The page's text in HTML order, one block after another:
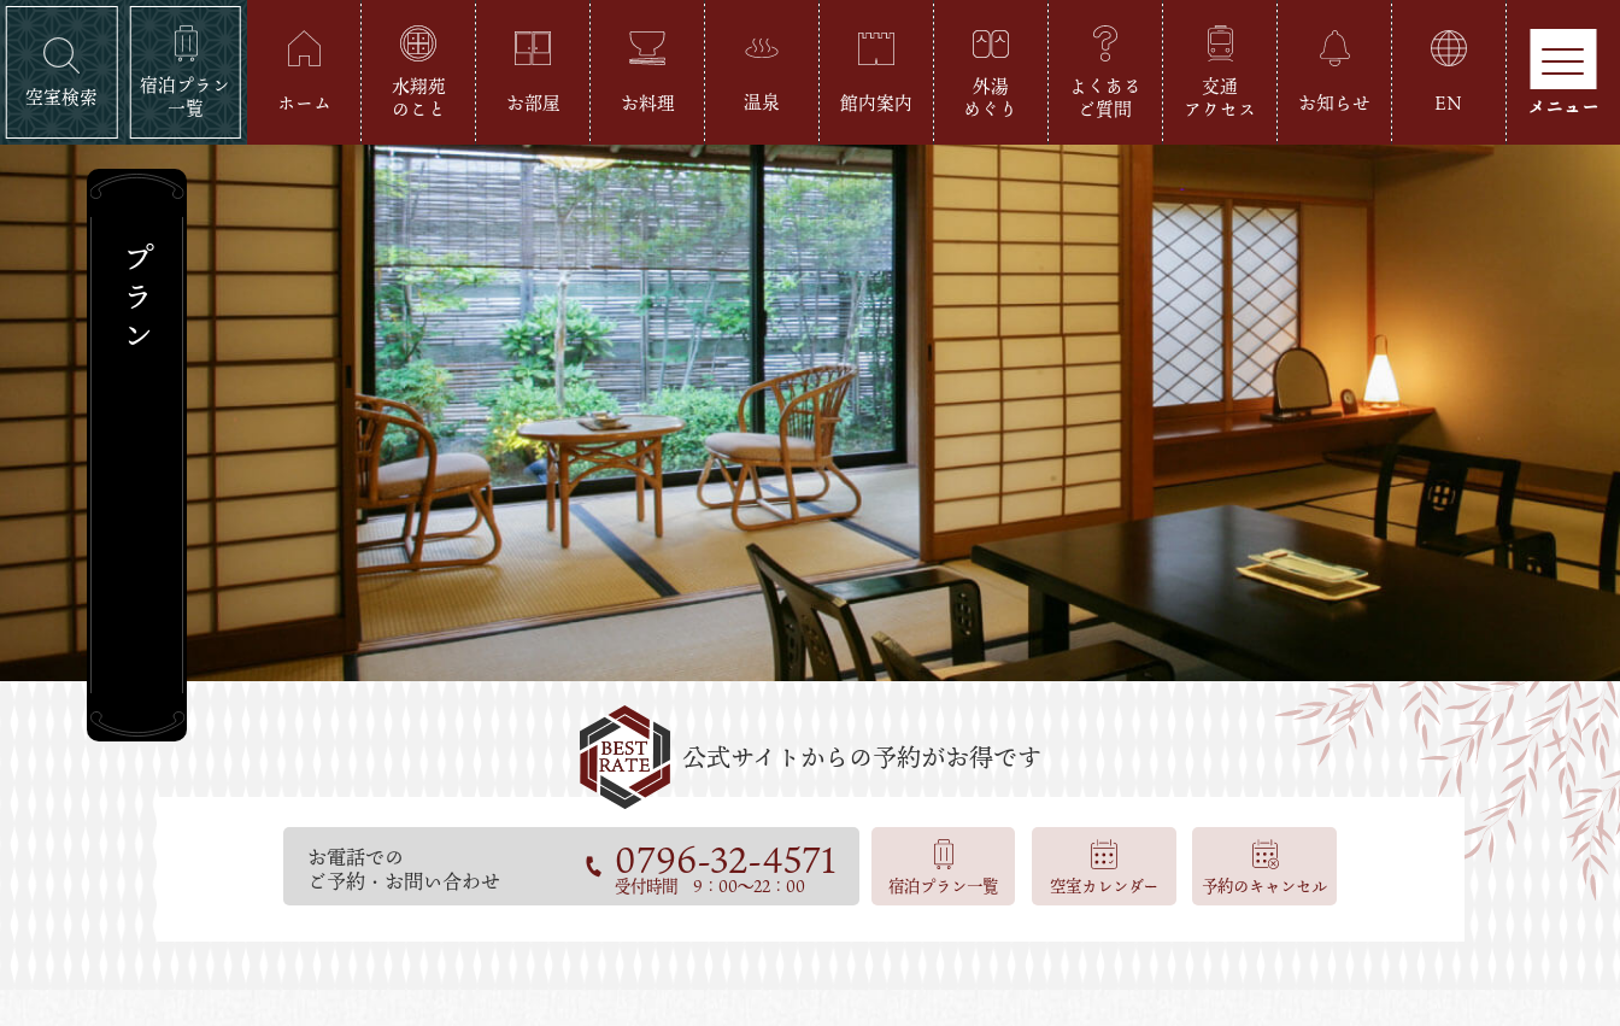
空室検索
宿泊プラン
一覧
ホーム
水翔苑
のこと
お部屋 お料理 温泉 館内案内
外湯
めぐり
よくある
ご質問
交通
アクセス
お知らせ EN
プラン
お電話での
ご予約・お問い合わせ
0796-32-4571
受付時間 9：00～22：00 宿泊プラン一覧 空室カレンダー 予約のキャンセル